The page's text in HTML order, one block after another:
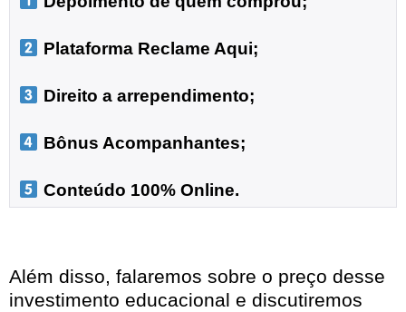
Plataforma Reclame Aqui;
Direito a arrependimento;
Bônus Acompanhantes;
Conteúdo 100% Online.
Além disso, falaremos sobre o preço desse
investimento educacional e discutiremos